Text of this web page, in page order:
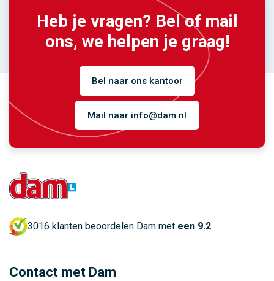
Heb je vragen? Bel of mail
ons, we helpen je graag!
Bel naar ons kantoor
Mail naar info@dam.nl
3016 klanten beoordelen Dam met een 9.2
Contact met Dam